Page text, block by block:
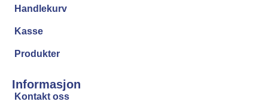
Handlekurv
Kasse
Produkter
Informasjon
Kontakt oss